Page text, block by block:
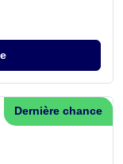
Dernière chance